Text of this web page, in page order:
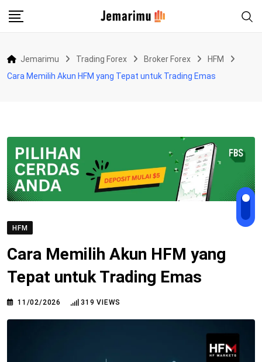
Skip
to
Jemarimu Trading Forex Broker Forex
HFM
Cara Memilih Akun HFM yang Tepat untuk Trading Emas
HFM
Cara Memilih Akun HFM yang
Tepat untuk Trading Emas
11/02/2026 319 VIEWS